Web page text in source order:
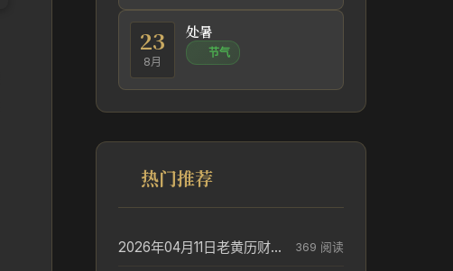
23
8月
处暑
节气
热门推荐
2026年04月11日老黄历财神方位_财神方位与供奉讲究 369 阅读